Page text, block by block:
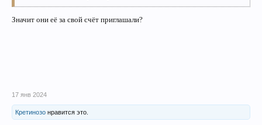
Значит они её за свой счёт приглашали?
17 янв 2024
Кретинозо нравится это.